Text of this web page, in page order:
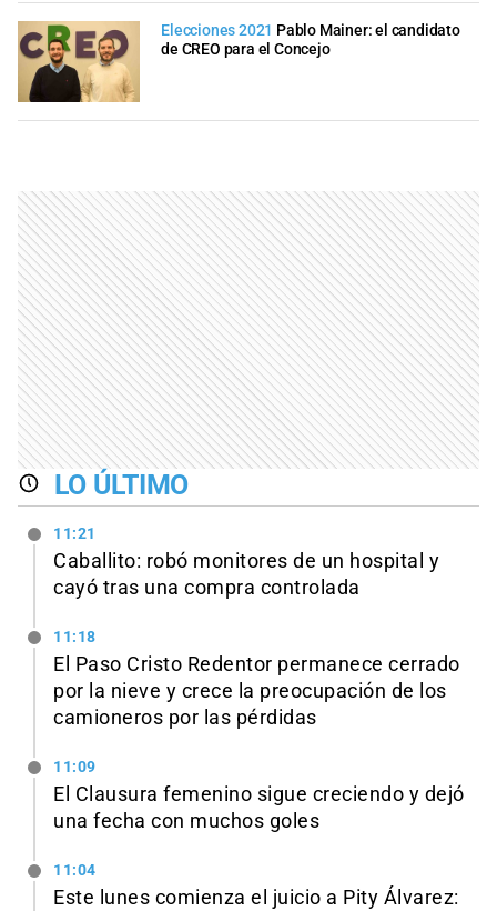
Elecciones 2021 Pablo Mainer: el candidato
de CREO para el Concejo
LO ÚLTIMO
11:21
Caballito: robó monitores de un hospital y
cayó tras una compra controlada
11:18
El Paso Cristo Redentor permanece cerrado
por la nieve y crece la preocupación de los
camioneros por las pérdidas
11:09
El Clausura femenino sigue creciendo y dejó
una fecha con muchos goles
11:04
Este lunes comienza el juicio a Pity Álvarez: